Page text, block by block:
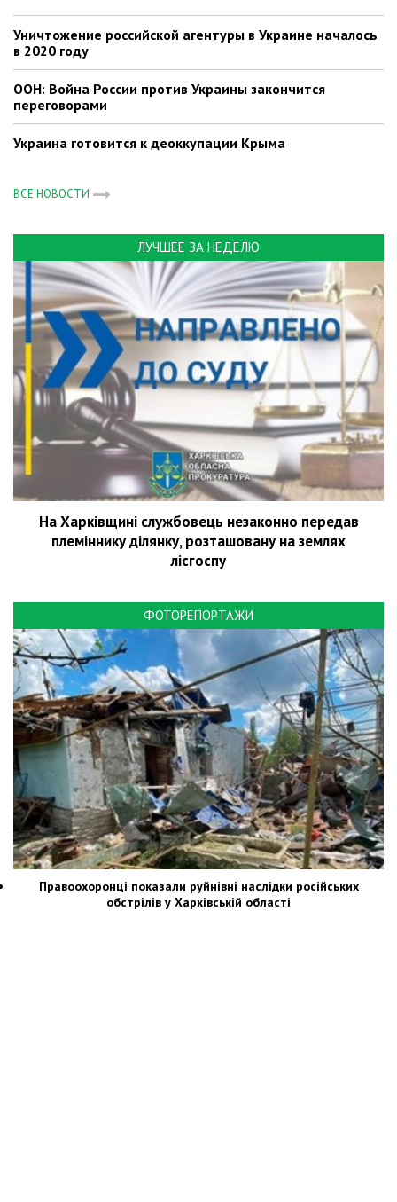
Уничтожение российской агентуры в Украине началось
в 2020 году
ООН: Война России против Украины закончится
переговорами
Украина готовится к деоккупации Крыма
ВСЕ НОВОСТИ
ЛУЧШЕЕ ЗА НЕДЕЛЮ
На Харківщині службовець незаконно передав
племіннику ділянку, розташовану на землях
лісгоспу
ФОТОРЕПОРТАЖИ
Правоохоронці показали руйнівні наслідки російських
обстрілів у Харківській області